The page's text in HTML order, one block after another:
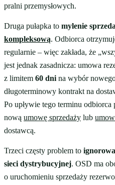
pralni przemysłowych.
Druga pułapka to mylenie
kompleksową. Odbiorca
regularnie – więc zakłada, że
jest jednak zasadnicza: umowa
z limitem 60 dni na wybór
długoterminowy kontrakt na
Po upływie tego terminu
nową umowę sprzedaży lub
dostawcą.
Trzeci częsty problem to
sieci dystrybucyjnej. OSD ma
o uruchomieniu sprzedaży